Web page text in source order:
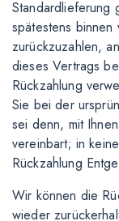
Standardlieferung
spätestens binnen
zurückzuzahlen,
dieses Vertrags
Rückzahlung
Sie bei der
sei denn, mit
vereinbart; in
Rückzahlung
Wir können die
wieder